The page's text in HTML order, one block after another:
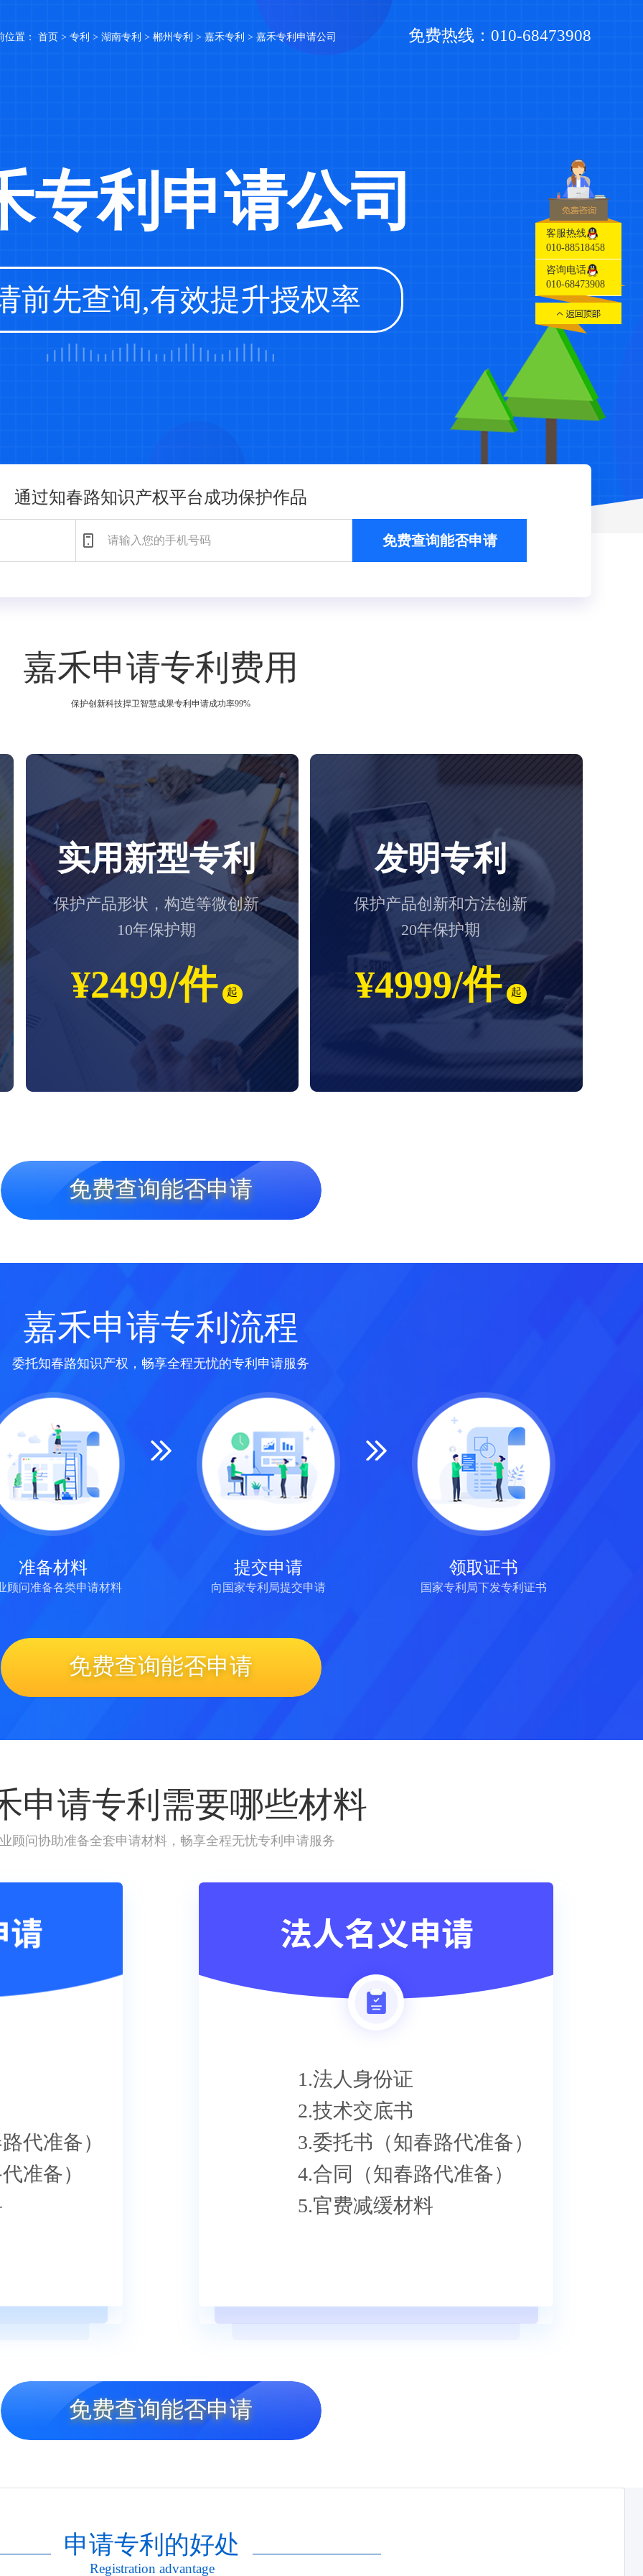
位置： 首页 > 专利 > 湖南专利 > 郴州专利 > 嘉禾专利 > 嘉禾专利申请公司 免费热线：010-68473908
专利申请公司
前先查询,有效提升授权率
通过知春路知识产权平台成功保护作品
免费查询能否申请
嘉禾申请专利费用
保护创新科技捍卫智慧成果专利申请成功率99%
实用新型专利
保护产品形状，构造等微创新
10年保护期
¥2499/件 起
发明专利
保护产品创新和方法创新
20年保护期
¥4999/件 起
免费查询能否申请
嘉禾申请专利流程
委托知春路知识产权，畅享全程无忧的专利申请服务
准备材料
顾问准备各类申请材料
提交申请
向国家专利局提交申请
领取证书
国家专利局下发专利证书
免费查询能否申请
申请专利需要哪些材料
顾问协助准备全套申请材料，畅享全程无忧专利申请服务
代准备）
准备）
1.法人身份证
2.技术交底书
3.委托书（知春路代准备）
4.合同（知春路代准备）
5.官费减缓材料
免费查询能否申请
申请专利的好处
Registration advantage
客服热线
010-88518458
咨询电话
010-68473908